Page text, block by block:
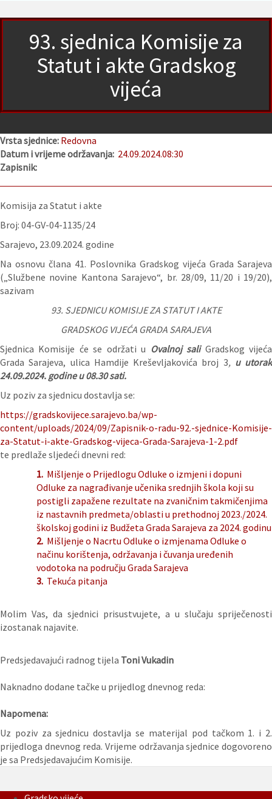
93. sjednica Komisije za
Statut i akte Gradskog
vijeća
Vrsta sjednice: Redovna
Datum i vrijeme održavanja: 24.09.2024.08:30
Zapisnik:
Komisija za Statut i akte
Broj: 04-GV-04-1135/24
Sarajevo, 23.09.2024. godine
Na osnovu člana 41. Poslovnika Gradskog vijeća Grada Sarajeva
(„Službene novine Kantona Sarajevo“, br. 28/09, 11/20 i 19/20),
sazivam
93. SJEDNICU KOMISIJE ZA STATUT I AKTE
GRADSKOG VIJEĆA GRADA SARAJEVA
Sjednica Komisije će se održati u Ovalnoj saliGradskog vijeća
Grada Sarajeva, ulica Hamdije Kreševljakovića broj 3,u utorak
24.09.2024. godine u 08.30 sati.
Uz poziv za sjednicu dostavlja se:
https://gradskovijece.sarajevo.ba/wp-
content/uploads/2024/09/Zapisnik-o-radu-92.-sjednice-Komisije-
za-Statut-i-akte-Gradskog-vijeca-Grada-Sarajeva-1-2.pdf
te predlaže sljedeći dnevni red:
1. Mišljenje o Prijedlogu Odluke o izmjeni i dopuni
Odluke za nagrađivanje učenika srednjih škola koji su
postigli zapažene rezultate na zvaničnim takmičenjima
iz nastavnih predmeta/oblasti u prethodnoj 2023./2024.
školskoj godini iz Budžeta Grada Sarajeva za 2024. godinu
2. Mišljenje o Nacrtu Odluke o izmjenama Odluke o
načinu korištenja, održavanja i čuvanja uređenih
vodotoka na području Grada Sarajeva
3. Tekuća pitanja
Molim Vas, da sjednici prisustvujete, a u slučaju spriječenosti
izostanak najavite.
Predsjedavajući radnog tijela Toni Vukadin
Naknadno dodane tačke u prijedlog dnevnog reda:
Napomena:
Uz poziv za sjednicu dostavlja se materijal pod tačkom 1. i 2.
prijedloga dnevnog reda. Vrijeme održavanja sjednice dogovoreno
je sa Predsjedavajućim Komisije.